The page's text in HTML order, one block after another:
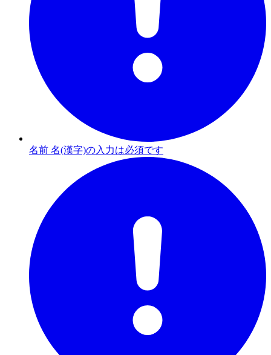
名前 名(漢字)の入力は必須です